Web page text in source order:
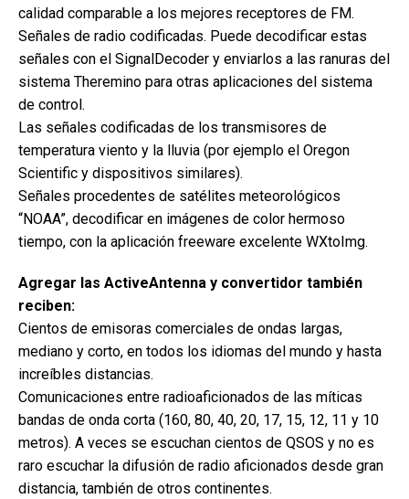
calidad comparable a los mejores receptores de FM.
Señales de radio codificadas. Puede decodificar estas
señales con el SignalDecoder y enviarlos a las ranuras del
sistema Theremino para otras aplicaciones del sistema
de control.
Las señales codificadas de los transmisores de
temperatura viento y la lluvia (por ejemplo el Oregon
Scientific y dispositivos similares).
Señales procedentes de satélites meteorológicos
“NOAA”, decodificar en imágenes de color hermoso
tiempo, con la aplicación freeware excelente WXtoImg.
Agregar las ActiveAntenna y convertidor también
reciben:
Cientos de emisoras comerciales de ondas largas,
mediano y corto, en todos los idiomas del mundo y hasta
increíbles distancias.
Comunicaciones entre radioaficionados de las míticas
bandas de onda corta (160, 80, 40, 20, 17, 15, 12, 11 y 10
metros). A veces se escuchan cientos de QSOS y no es
raro escuchar la difusión de radio aficionados desde gran
distancia, también de otros continentes.